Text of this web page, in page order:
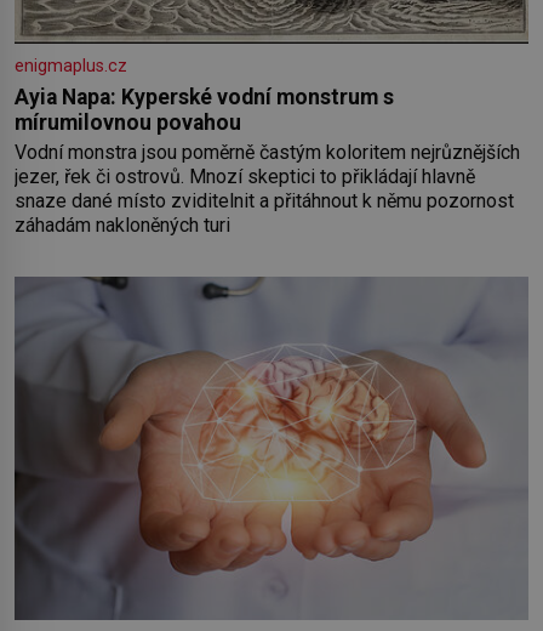
enigmaplus.cz
Ayia Napa: Kyperské vodní monstrum s
mírumilovnou povahou
Vodní monstra jsou poměrně častým koloritem nejrůznějších
jezer, řek či ostrovů. Mnozí skeptici to přikládají hlavně
snaze dané místo zviditelnit a přitáhnout k němu pozornost
záhadám nakloněných turi